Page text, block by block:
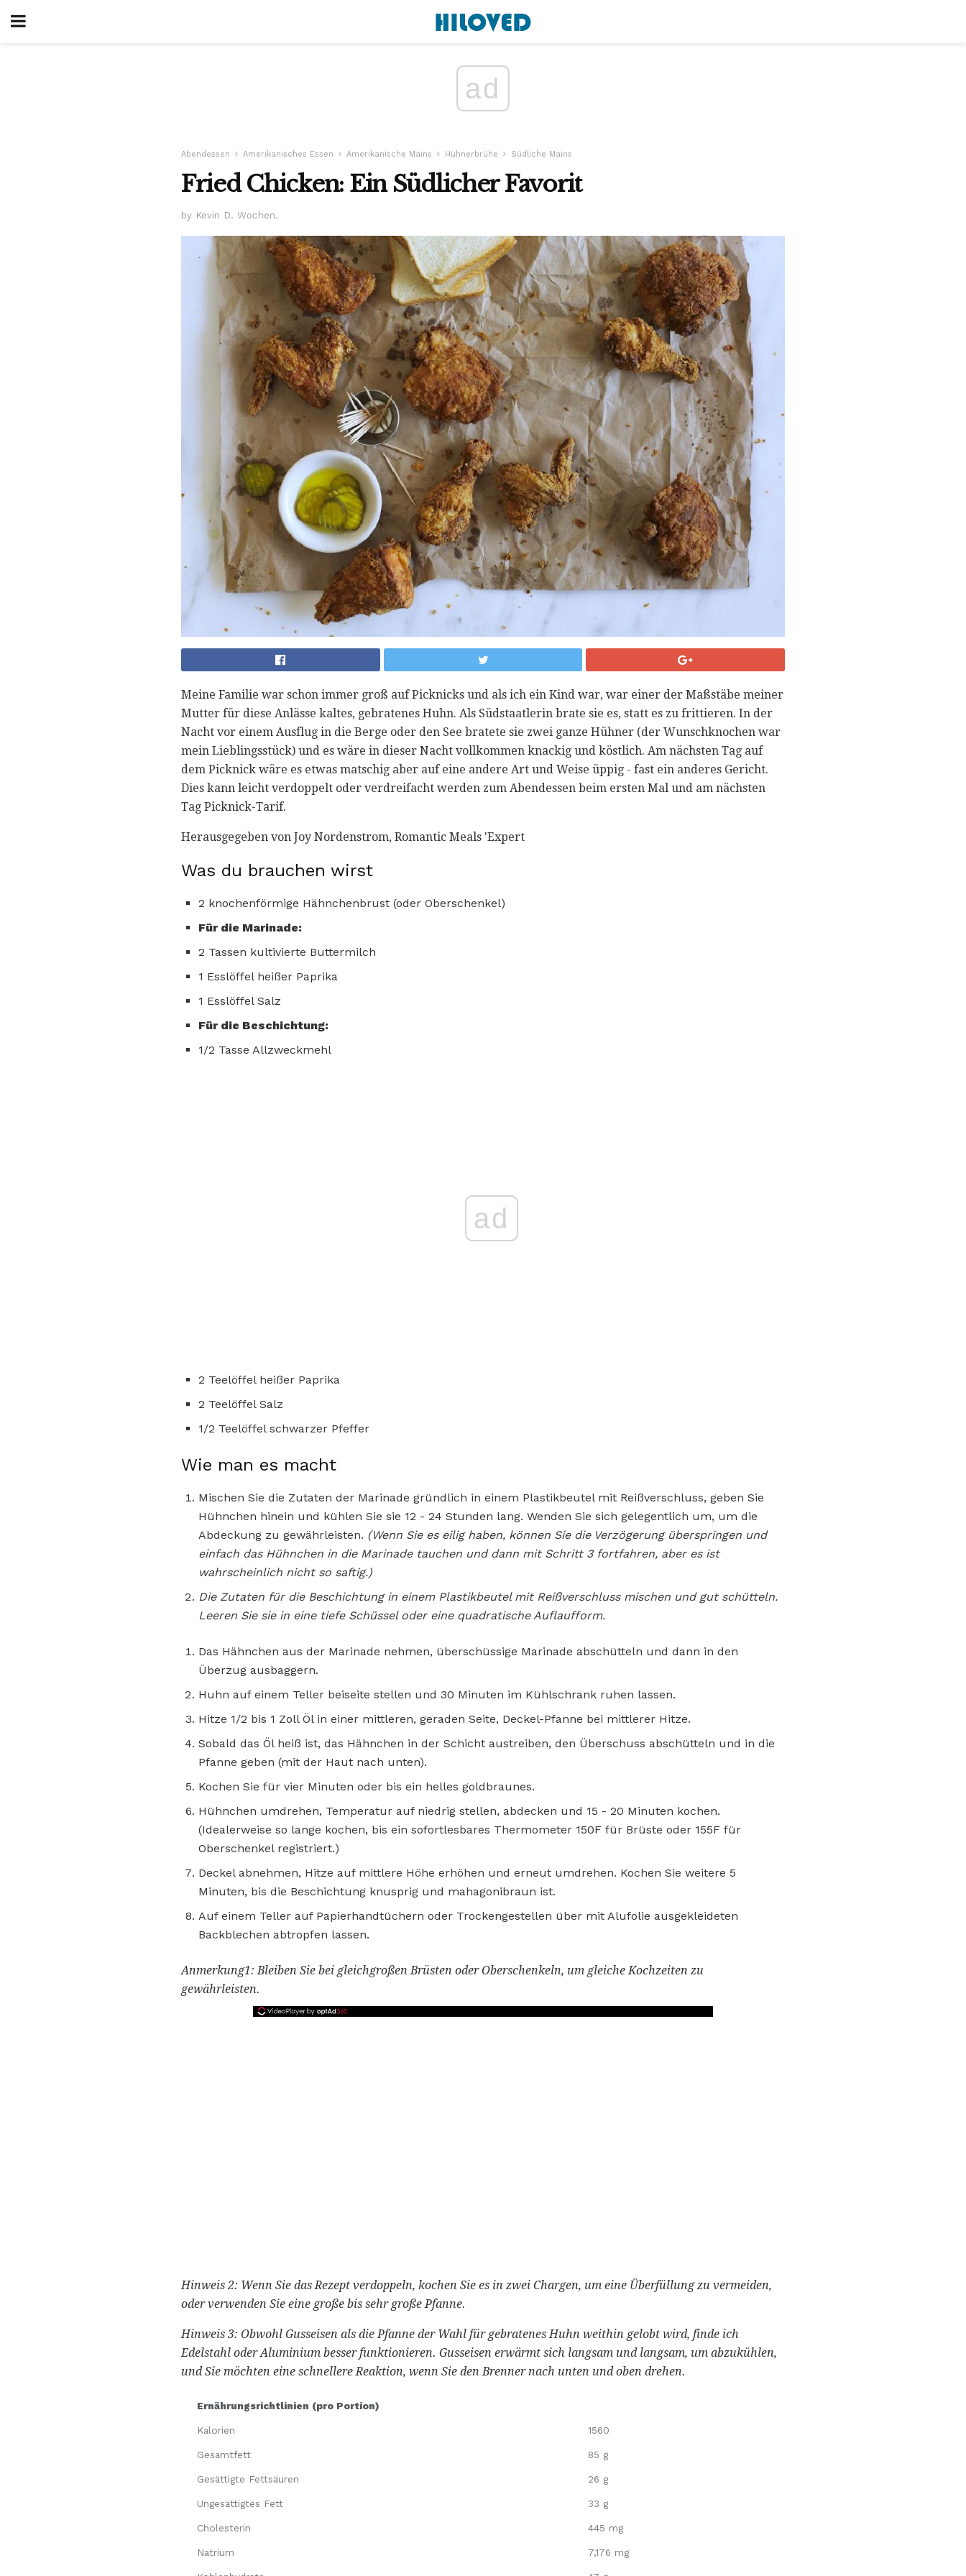
ad
Abendessen Amerikanisches Essen Amerikanische Mains Hühnerbrühe Südliche Mains
Fried Chicken: Ein Südlicher Favorit
by Kevin D. Wochen.
Meine Familie war schon immer groß auf Picknicks und als ich ein Kind war, war einer der Maßstäbe meiner
Mutter für diese Anlässe kaltes, gebratenes Huhn. Als Südstaatlerin brate sie es, statt es zu frittieren. In der
Nacht vor einem Ausflug in die Berge oder den See bratete sie zwei ganze Hühner (der Wunschknochen war
mein Lieblingsstück) und es wäre in dieser Nacht vollkommen knackig und köstlich. Am nächsten Tag auf
dem Picknick wäre es etwas matschig aber auf eine andere Art und Weise üppig - fast ein anderes Gericht.
Dies kann leicht verdoppelt oder verdreifacht werden zum Abendessen beim ersten Mal und am nächsten
Tag Picknick-Tarif.
Herausgegeben von Joy Nordenstrom, Romantic Meals 'Expert
Was du brauchen wirst
2 knochenförmige Hähnchenbrust (oder Oberschenkel)
Für die Marinade:
2 Tassen kultivierte Buttermilch
1 Esslöffel heißer Paprika
1 Esslöffel Salz
Für die Beschichtung:
1/2 Tasse Allzweckmehl
ad
2 Teelöffel heißer Paprika
2 Teelöffel Salz
1/2 Teelöffel schwarzer Pfeffer
Wie man es macht
Mischen Sie die Zutaten der Marinade gründlich in einem Plastikbeutel mit Reißverschluss, geben Sie
Hühnchen hinein und kühlen Sie sie 12 - 24 Stunden lang. Wenden Sie sich gelegentlich um, um die
Abdeckung zu gewährleisten. (Wenn Sie es eilig haben, können Sie die Verzögerung überspringen und
einfach das Hühnchen in die Marinade tauchen und dann mit Schritt 3 fortfahren, aber es ist
wahrscheinlich nicht so saftig.)
Die Zutaten für die Beschichtung in einem Plastikbeutel mit Reißverschluss mischen und gut schütteln.
Leeren Sie sie in eine tiefe Schüssel oder eine quadratische Auflaufform.
Das Hähnchen aus der Marinade nehmen, überschüssige Marinade abschütteln und dann in den
Überzug ausbaggern.
Huhn auf einem Teller beiseite stellen und 30 Minuten im Kühlschrank ruhen lassen.
Hitze 1/2 bis 1 Zoll Öl in einer mittleren, geraden Seite, Deckel-Pfanne bei mittlerer Hitze.
Sobald das Öl heiß ist, das Hähnchen in der Schicht austreiben, den Überschuss abschütteln und in die
Pfanne geben (mit der Haut nach unten).
Kochen Sie für vier Minuten oder bis ein helles goldbraunes.
Hühnchen umdrehen, Temperatur auf niedrig stellen, abdecken und 15 - 20 Minuten kochen.
(Idealerweise so lange kochen, bis ein sofortlesbares Thermometer 150F für Brüste oder 155F für
Oberschenkel registriert.)
Deckel abnehmen, Hitze auf mittlere Höhe erhöhen und erneut umdrehen. Kochen Sie weitere 5
Minuten, bis die Beschichtung knusprig und mahagonibraun ist.
Auf einem Teller auf Papierhandtüchern oder Trockengestellen über mit Alufolie ausgekleideten
Backblechen abtropfen lassen.
Anmerkung1: Bleiben Sie bei gleichgroßen Brüsten oder Oberschenkeln, um gleiche Kochzeiten zu
gewährleisten.
Hinweis 2: Wenn Sie das Rezept verdoppeln, kochen Sie es in zwei Chargen, um eine Überfüllung zu vermeiden,
oder verwenden Sie eine große bis sehr große Pfanne.
Hinweis 3: Obwohl Gusseisen als die Pfanne der Wahl für gebratenes Huhn weithin gelobt wird, finde ich
Edelstahl oder Aluminium besser funktionieren. Gusseisen erwärmt sich langsam und langsam, um abzukühlen,
und Sie möchten eine schnellere Reaktion, wenn Sie den Brenner nach unten und oben drehen.
Ernährungsrichtlinien (pro Portion)
Kalorien 1560
Gesamtfett 85 g
Gesättigte Fettsäuren 26 g
Ungesättigtes Fett 33 g
Cholesterin 445 mg
Natrium 7,176 mg